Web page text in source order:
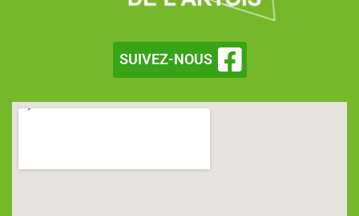
SUIVEZ-NOUS